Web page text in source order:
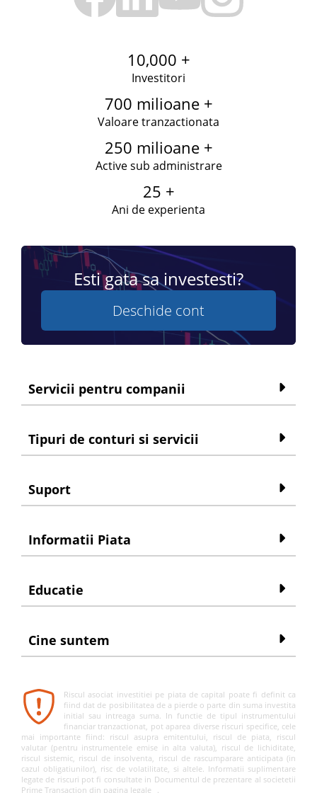
10,000 +
Investitori
700 milioane +
Valoare tranzactionata
250 milioane +
Active sub administrare
25 +
Ani de experienta
Esti gata sa investesti?
Deschide cont
Servicii pentru companii
Tipuri de conturi si servicii
Suport
Informatii Piata
Educatie
Cine suntem
Riscul asociat investitiei pe piata de capital poate fi definit ca
fiind dat de posibilitatea de a pierde o parte din suma investita
initial sau intreaga suma. In functie de tipul instrumentului
financiar tranzactionat, pot aparea diverse riscuri specifice, cele
mai importante fiind: riscul asupra emitentului, riscul de piata, riscul
valutar (pentru instrumentele emise in alta valuta), riscul de lichiditate,
riscul sistemic, riscul de insolventa, riscul de rascumparare anticipata (in
cazul obligatiunilor), risc de volatilitate, si altele. Informatii suplimentare
legate de riscuri pot fi consultate in Documentul de prezentare al societetii
Prime Transaction din pagina legale .